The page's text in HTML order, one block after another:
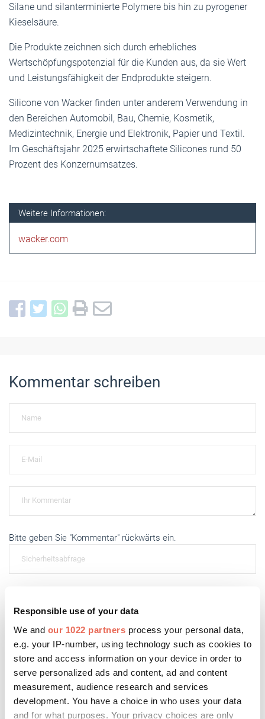
Responsible use of your data
We and our 1022 partners process your personal data,
e.g. your IP-number, using technology such as cookies to
store and access information on your device in order to
serve personalized ads and content, ad and content
measurement, audience research and services
development. You have a choice in who uses your data
and for what purposes. Your privacy choices are only
Silane und silanterminierte Polymere bis hin zu pyrogener
Kieselsäure.
Die Produkte zeichnen sich durch erhebliches
Wertschöpfungspotenzial für die Kunden aus, da sie Wert
und Leistungsfähigkeit der Endprodukte steigern.
Silicone von Wacker finden unter anderem Verwendung in
den Bereichen Automobil, Bau, Chemie, Kosmetik,
Medizintechnik, Energie und Elektronik, Papier und Textil.
Im Geschäftsjahr 2025 erwirtschaftete Silicones rund 50
Prozent des Konzernumsatzes.
Weitere Informationen:
wacker.com
Kommentar schreiben
Bitte geben Sie "Kommentar" rückwärts ein.
Absenden
Das könnte Sie auch interessieren: